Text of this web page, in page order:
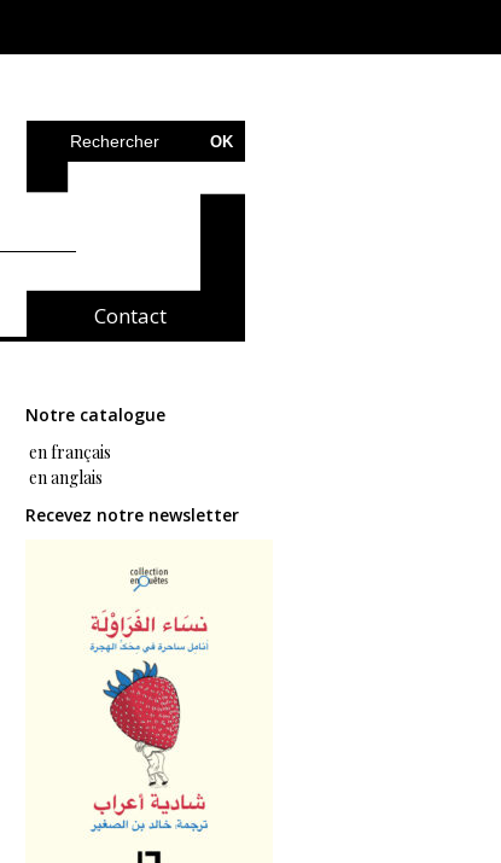
Contact
Notre catalogue
en français
en anglais
Recevez notre newsletter